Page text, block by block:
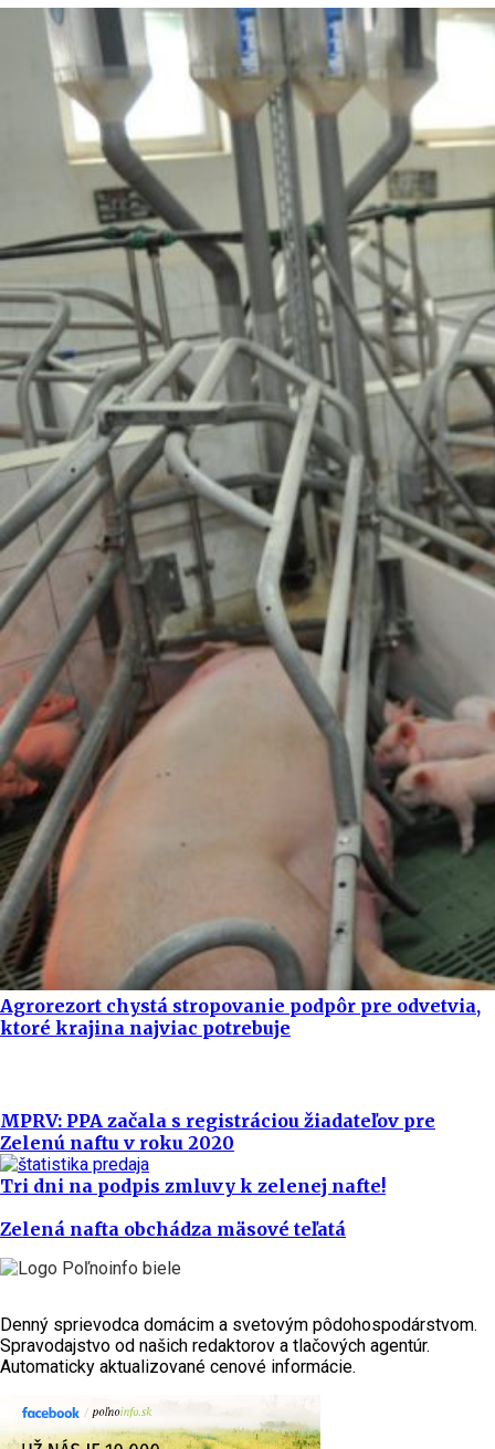
Agrorezort chystá stropovanie podpôr pre odvetvia,
ktoré krajina najviac potrebuje
MPRV: PPA začala s registráciou žiadateľov pre
Zelenú naftu v roku 2020
Tri dni na podpis zmluvy k zelenej nafte!
Zelená nafta obchádza mäsové teľatá
Denný sprievodca domácim a svetovým pôdohospodárstvom.
Spravodajstvo od našich redaktorov a tlačových agentúr.
Automaticky aktualizované cenové informácie.